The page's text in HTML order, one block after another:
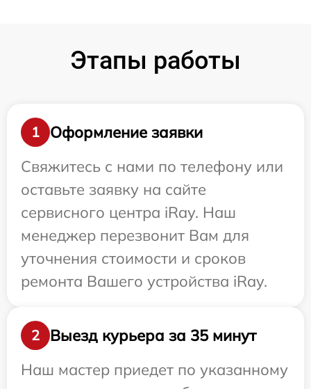
Этапы работы
1
Оформление заявки
Свяжитесь с нами по телефону или
оставьте заявку на сайте
сервисного центра iRay. Наш
менеджер перезвонит Вам для
уточнения стоимости и сроков
ремонта Вашего устройства iRay.
2
Выезд курьера за 35 минут
Наш мастер приедет по указанному